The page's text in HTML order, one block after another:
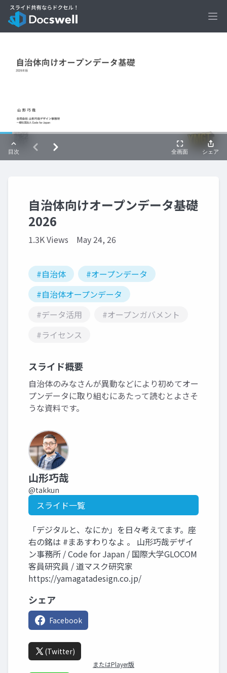
自治体向けオープンデータ基礎
2026
1.3K Views May 24, 26
#自治体
#オープンデータ
#自治体オープンデータ
#データ活用
#オープンガバメント
#ライセンス
スライド概要
自治体のみなさんが異動などにより初めてオー
プンデータに取り組むにあたって読むとよさそ
うな資料です。
山形巧哉
@takkun
スライド一覧
「デジタルと、なにか」を日々考えてます。座
右の銘は #まあすわりなよ 。 山形巧哉デザイ
ン事務所 / Code for Japan / 国際大学GLOCOM
客員研究員 / 道マスク研究家
https://yamagatadesign.co.jp/
シェア
Facebook
(Twitter)
またはPlayer版